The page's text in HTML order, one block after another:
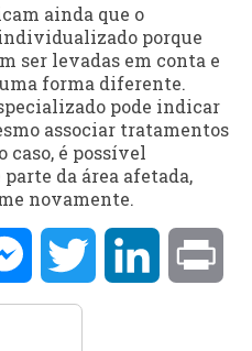
ainda que o
porque
ser levadas em conta e
uma forma diferente.
pode indicar
associar tratamentos
caso, é possível
da área afetada,
novamente.
MessengerTwitter LinkedIn